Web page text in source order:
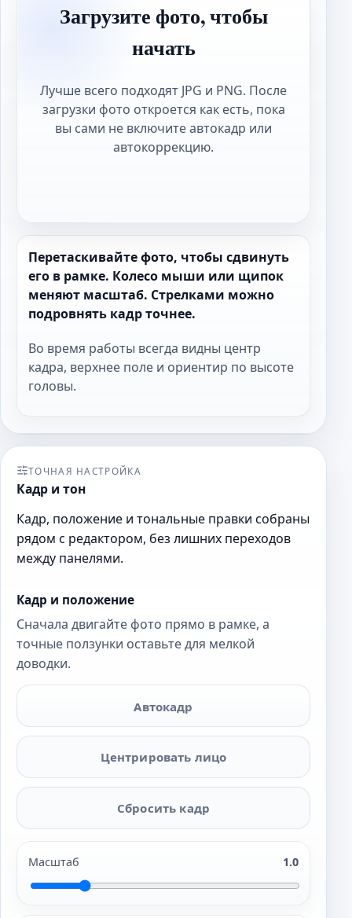
Загрузите фото, чтобы
начать
Лучше всего подходят JPG и PNG. После
загрузки фото откроется как есть, пока
вы сами не включите автокадр или
автокоррекцию.
Перетаскивайте фото, чтобы сдвинуть
его в рамке. Колесо мыши или щипок
меняют масштаб. Стрелками можно
подровнять кадр точнее.
Во время работы всегда видны центр
кадра, верхнее поле и ориентир по высоте
головы.
ТОЧНАЯ НАСТРОЙКА
Кадр и тон
Кадр, положение и тональные правки собраны
рядом с редактором, без лишних переходов
между панелями.
Кадр и положение
Сначала двигайте фото прямо в рамке, а
точные ползунки оставьте для мелкой
доводки.
Автокадр
Центрировать лицо
Сбросить кадр
Масштаб 1.0